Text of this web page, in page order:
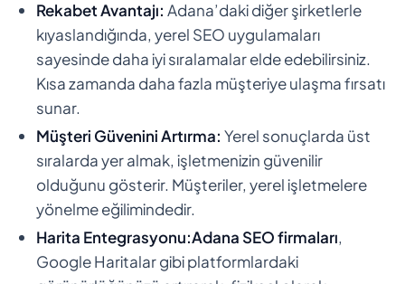
Rekabet Avantajı: Adana’daki diğer şirketlerle
kıyaslandığında, yerel SEO uygulamaları
sayesinde daha iyi sıralamalar elde edebilirsiniz.
Kısa zamanda daha fazla müşteriye ulaşma fırsatı
sunar.
Müşteri Güvenini Artırma: Yerel sonuçlarda üst
sıralarda yer almak, işletmenizin güvenilir
olduğunu gösterir. Müşteriler, yerel işletmelere
yönelme eğilimindedir.
Harita Entegrasyonu:Adana SEO firmaları,
Google Haritalar gibi platformlardaki